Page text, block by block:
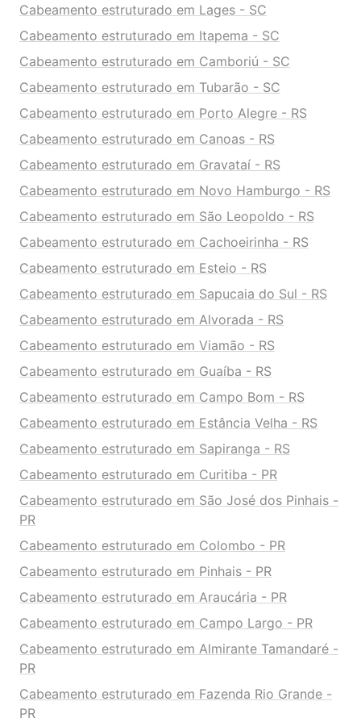
Cabeamento estruturado em Lages - SC
Cabeamento estruturado em Itapema - SC
Cabeamento estruturado em Camboriú - SC
Cabeamento estruturado em Tubarão - SC
Cabeamento estruturado em Porto Alegre - RS
Cabeamento estruturado em Canoas - RS
Cabeamento estruturado em Gravataí - RS
Cabeamento estruturado em Novo Hamburgo - RS
Cabeamento estruturado em São Leopoldo - RS
Cabeamento estruturado em Cachoeirinha - RS
Cabeamento estruturado em Esteio - RS
Cabeamento estruturado em Sapucaia do Sul - RS
Cabeamento estruturado em Alvorada - RS
Cabeamento estruturado em Viamão - RS
Cabeamento estruturado em Guaíba - RS
Cabeamento estruturado em Campo Bom - RS
Cabeamento estruturado em Estância Velha - RS
Cabeamento estruturado em Sapiranga - RS
Cabeamento estruturado em Curitiba - PR
Cabeamento estruturado em São José dos Pinhais -
PR
Cabeamento estruturado em Colombo - PR
Cabeamento estruturado em Pinhais - PR
Cabeamento estruturado em Araucária - PR
Cabeamento estruturado em Campo Largo - PR
Cabeamento estruturado em Almirante Tamandaré -
PR
Cabeamento estruturado em Fazenda Rio Grande -
PR